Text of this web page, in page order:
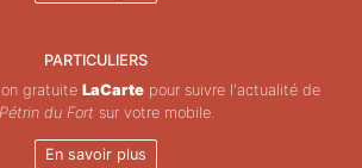
PARTICULIERS
gratuite LaCartepour suivre l'actualité de
du Fort sur votre mobile.
En savoir plus